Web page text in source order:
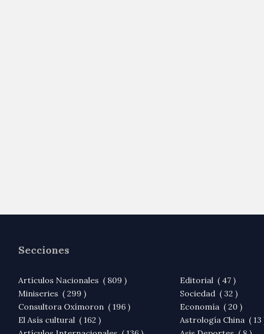
Secciones
Artículos Nacionales ( 809 )
Miniseries ( 299 )
Consultora Oxímoron ( 196 )
El Asís cultural ( 162 )
Editorial ( 47 )
Sociedad ( 32 )
Economía ( 20 )
Astrología China ( 13